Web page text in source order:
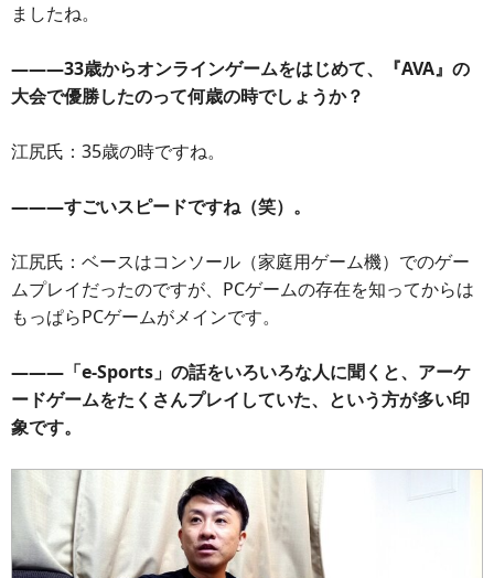
ましたね。
―――33歳からオンラインゲームをはじめて、『AVA』の
大会で優勝したのって何歳の時でしょうか？
江尻氏：35歳の時ですね。
―――すごいスピードですね（笑）。
江尻氏：ベースはコンソール（家庭用ゲーム機）でのゲー
ムプレイだったのですが、PCゲームの存在を知ってからは
もっぱらPCゲームがメインです。
―――「e-Sports」の話をいろいろな人に聞くと、アーケ
ードゲームをたくさんプレイしていた、という方が多い印
象です。